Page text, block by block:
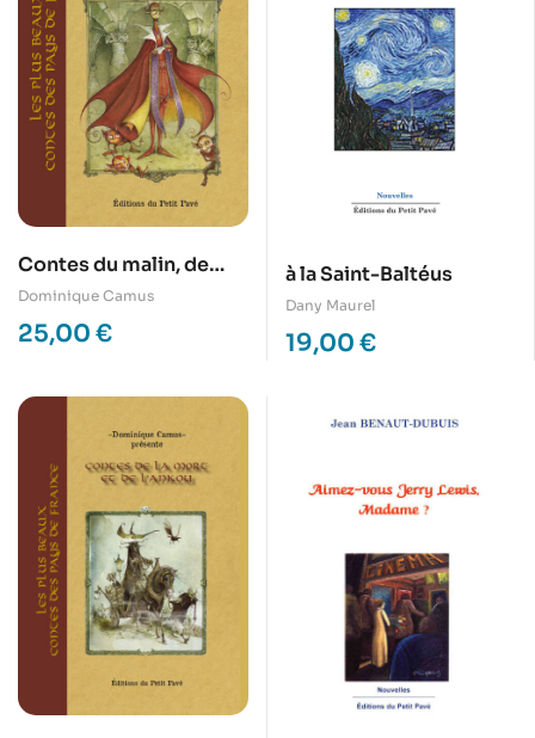
Contes du malin, de
diables et de démons
Dominique Camus
25,00 €
à la Saint-Baltéus
Dany Maurel
19,00 €